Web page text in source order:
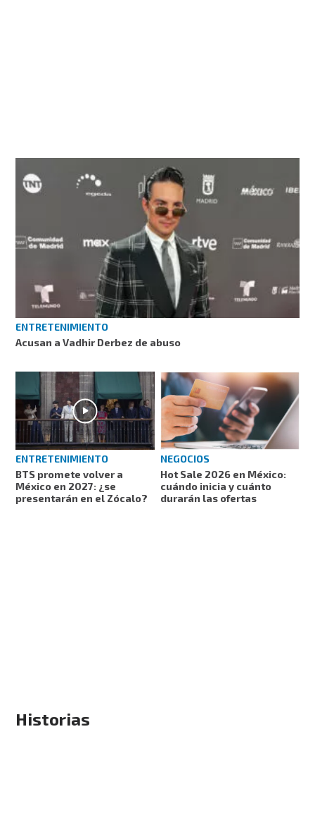
ENTRETENIMIENTO
Acusan a Vadhir Derbez de abuso
ENTRETENIMIENTO
BTS promete volver a
México en 2027: ¿se
presentarán en el Zócalo?
NEGOCIOS
Hot Sale 2026 en México:
cuándo inicia y cuánto
durarán las ofertas
Historias